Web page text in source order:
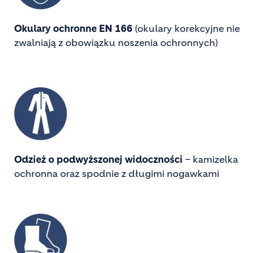
Okulary ochronne EN 166 (okulary korekcyjne nie
zwalniają z obowiązku noszenia ochronnych)
Image
Odzież o podwyższonej widoczności – kamizelka
ochronna oraz spodnie z długimi nogawkami
Image